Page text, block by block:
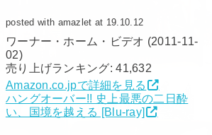
posted with amazlet at 19.10.12
ワーナー・ホーム・ビデオ (2011-11-
02)
売り上げランキング: 41,632
Amazon.co.jpで詳細を見る
ハングオーバー!! 史上最悪の二日酔
い、国境を越える [Blu-ray]